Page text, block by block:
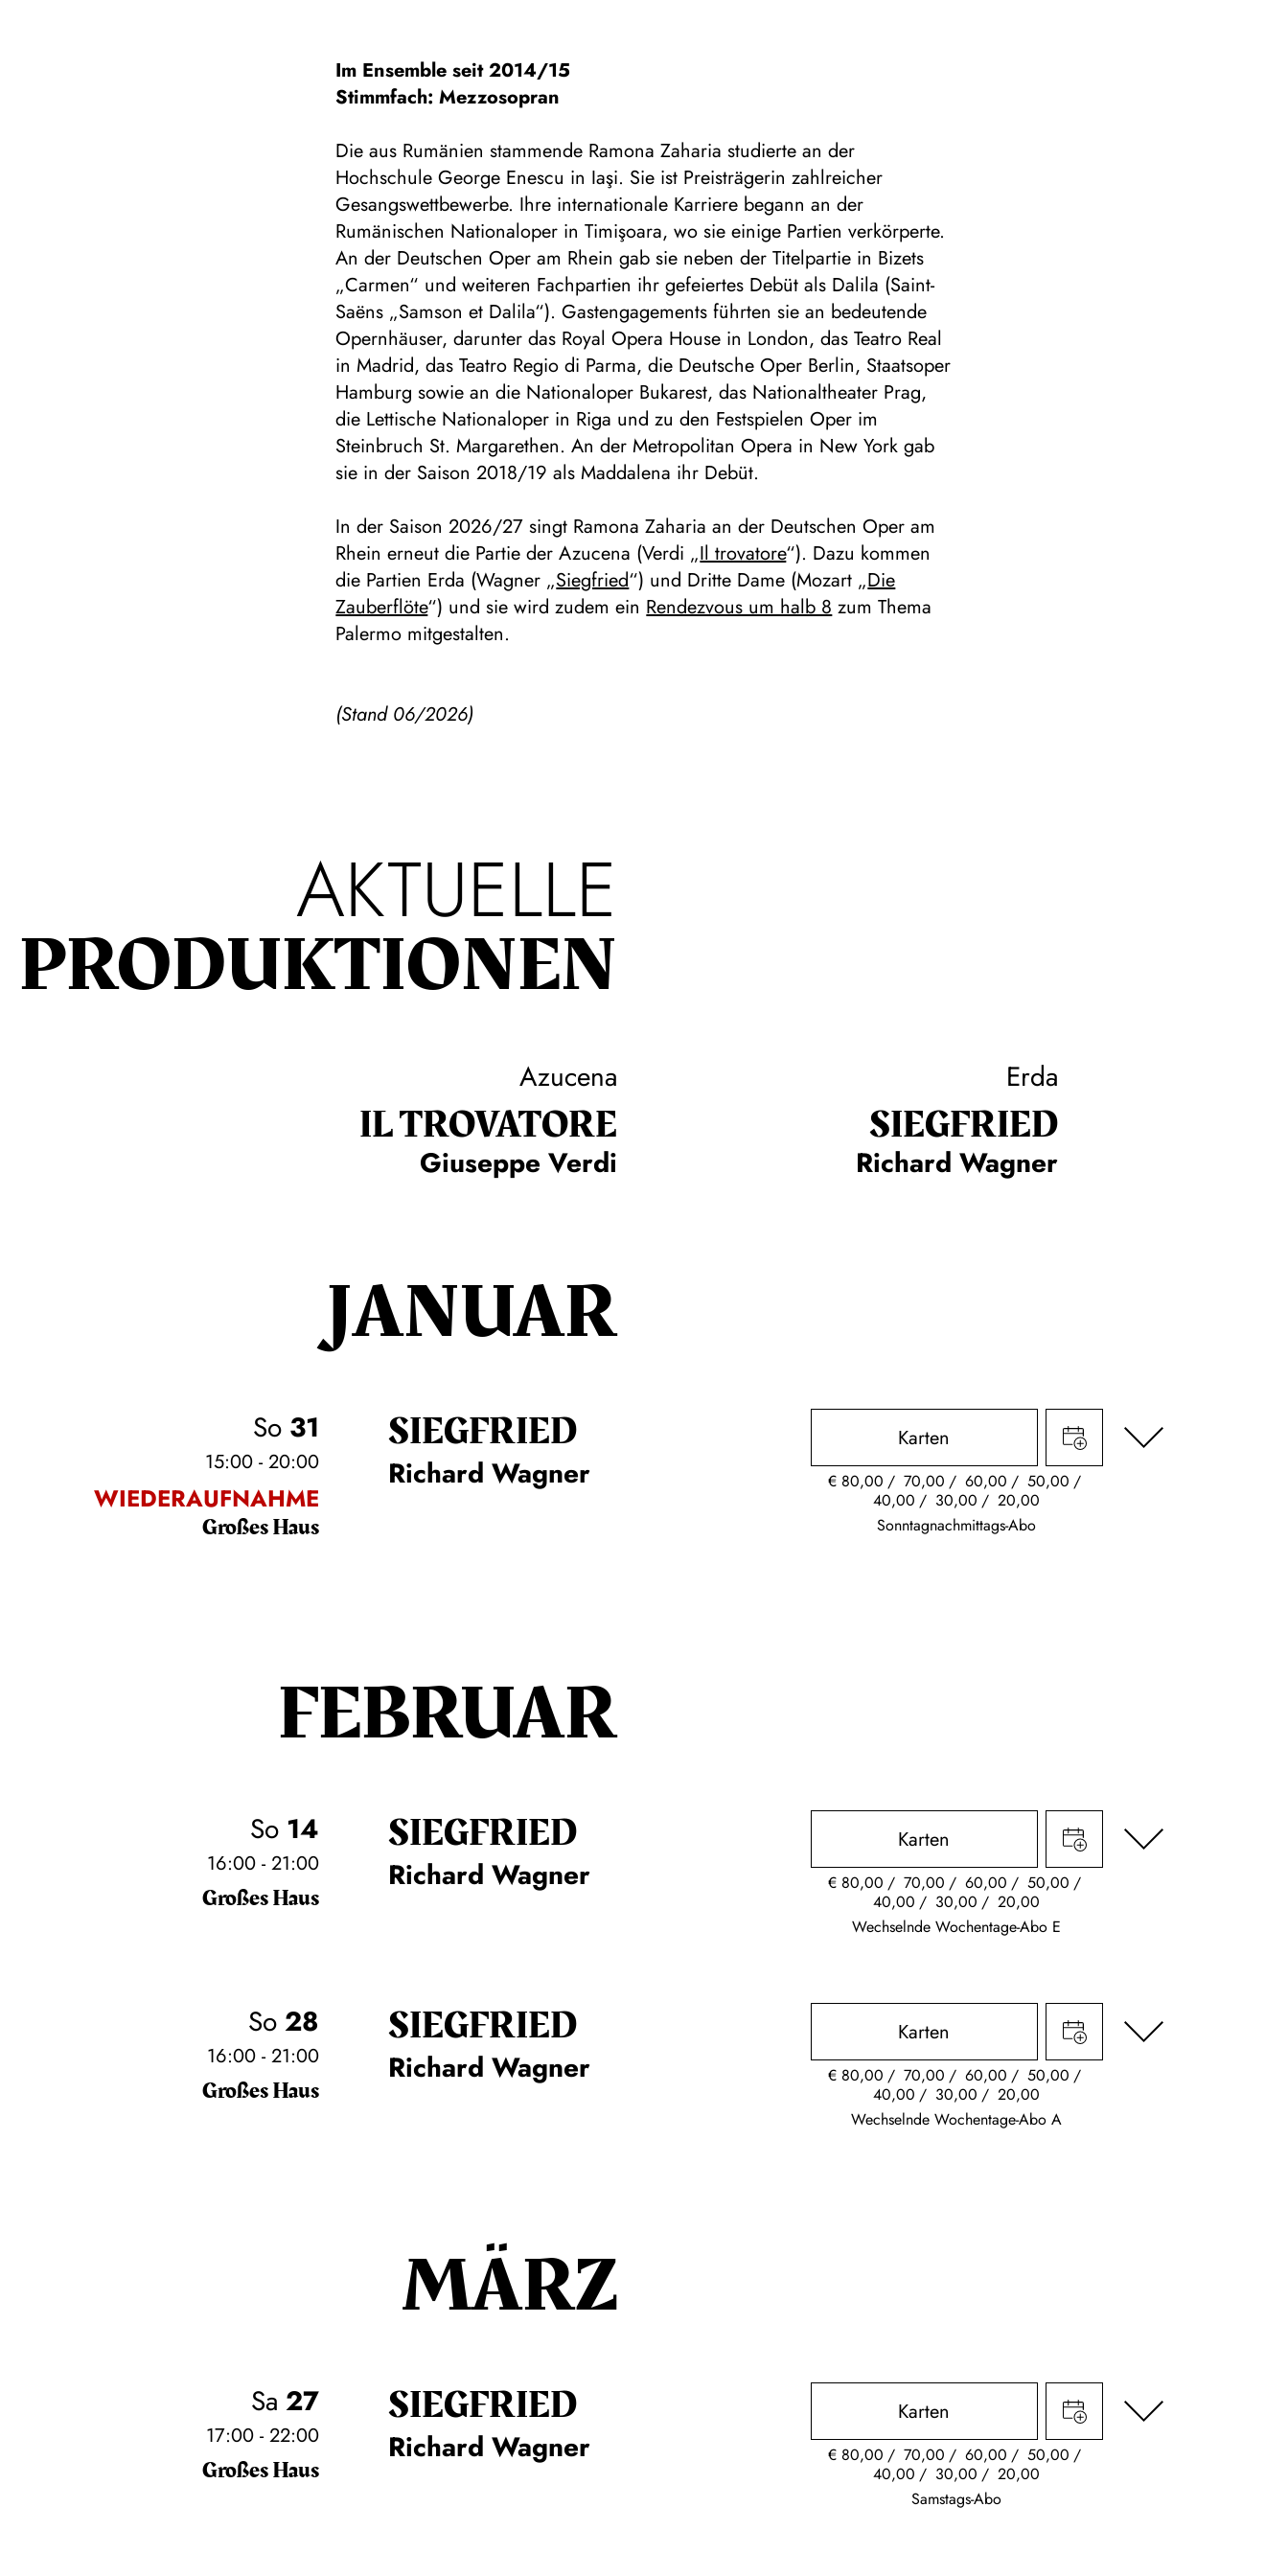
Im Ensemble seit 2014/15
Stimmfach: Mezzosopran
Die aus Rumänien stammende Ramona Zaharia studierte an der
Hochschule George Enescu in Iaşi. Sie ist Preisträgerin zahlreicher
Gesangswettbewerbe. Ihre internationale Karriere begann an der
Rumänischen Nationaloper in Timişoara, wo sie einige Partien verkörperte.
An der Deutschen Oper am Rhein gab sie neben der Titelpartie in Bizets
„Carmen“ und weiteren Fachpartien ihr gefeiertes Debüt als Dalila (Saint-
Saëns „Samson et Dalila“). Gastengagements führten sie an bedeutende
Opernhäuser, darunter das Royal Opera House in London, das Teatro Real
in Madrid, das Teatro Regio di Parma, die Deutsche Oper Berlin, Staatsoper
Hamburg sowie an die Nationaloper Bukarest, das Nationaltheater Prag,
die Lettische Nationaloper in Riga und zu den Festspielen Oper im
Steinbruch St. Margarethen. An der Metropolitan Opera in New York gab
sie in der Saison 2018/19 als Maddalena ihr Debüt.
In der Saison 2026/27 singt Ramona Zaharia an der Deutschen Oper am
Rhein erneut die Partie der Azucena (Verdi „Il trovatore“). Dazu kommen
die Partien Erda (Wagner „Siegfried“) und Dritte Dame (Mozart „Die
Zauberflöte“) und sie wird zudem einRendezvous um halb 8zum Thema
Palermo mitgestalten.
(Stand 06/2026)
AKTUELLE
PRODUKTIONEN
Azucena
IL TROVA­TORE
Giuseppe Verdi
Erda
SIEG­FRIED
Richard Wagner
JANUAR
So 31
15:00 - 20:00
WIEDERAUFNAHME
Großes Haus
SIEG­FRIED
Richard Wagner
Karten
€ 80,00 70,00 60,00
50,00
40,00
30,00
20,00
Sonntagnachmittags-Abo
FEBRUAR
So 14
16:00 - 21:00
Großes Haus
SIEG­FRIED
Richard Wagner
Karten
€ 80,00 70,00 60,00
50,00
40,00
30,00
20,00
Wechselnde Wochentage-Abo E
So28
16:00 - 21:00
Großes Haus
SIEG­FRIED
Richard Wagner
Karten
€ 80,00 70,00 60,00
50,00
40,00
30,00
20,00
Wechselnde Wochentage-Abo A
MÄRZ
Sa 27
17:00 - 22:00
Großes Haus
SIEG­FRIED
Richard Wagner
Karten
€ 80,00 70,00 60,00
50,00
40,00
30,00
20,00
Samstags-Abo